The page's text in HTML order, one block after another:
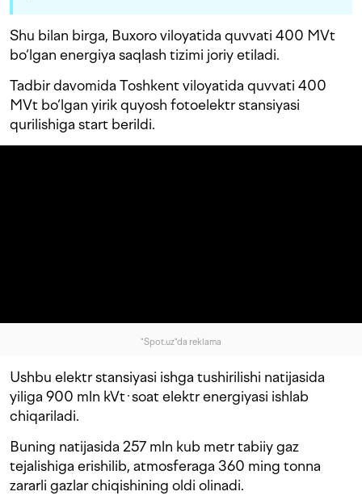
Shu bilan birga, Buxoro viloyatida quvvati 400 MVt
bo‘lgan energiya saqlash tizimi joriy etiladi.
Tadbir davomida Toshkent viloyatida quvvati 400
MVt bo‘lgan yirik quyosh fotoelektr stansiyasi
qurilishiga start berildi.
"Spot.uz"da reklama
Ushbu elektr stansiyasi ishga tushirilishi natijasida
yiliga 900 mln kVt·soat elektr energiyasi ishlab
chiqariladi.
Buning natijasida 257 mln kub metr tabiiy gaz
tejalishiga erishilib, atmosferaga 360 ming tonna
zararli gazlar chiqishining oldi olinadi.